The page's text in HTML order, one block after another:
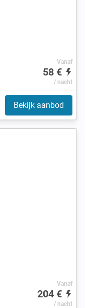
Vanaf
58 €
/ nacht
Bekijk aanbod
Vanaf
204 €
/ nacht